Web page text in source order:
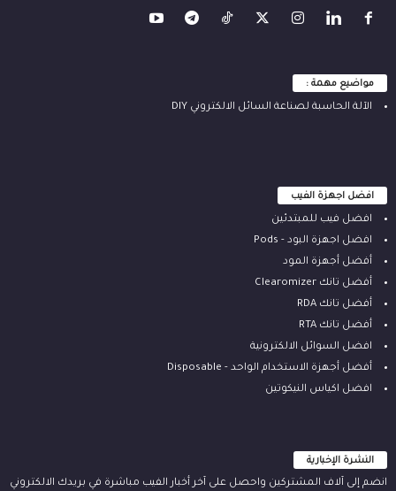
مواضيع مهمة :
الآلة ‫الحاسبة لصناعة السائل الالكتروني‬ DIY
افضل اجهزة الفيب
افضل فيب للمبتدئين
افضل اجهزة البود - Pods
أفضل أجهزة المود
أفضل تانك Clearomizer
أفضل تانك RDA
أفضل تانك RTA
افضل السوائل الالكترونية
أفضل أجهزة الاستخدام الواحد - Disposable
افضل اكياس النيكوتين
النشرة الإخبارية
انضم إلى آلاف المشتركين واحصل على آخر أخبار الفيب مباشرة في بريدك الالكتروني